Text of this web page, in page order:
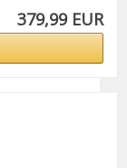
379,99 EUR